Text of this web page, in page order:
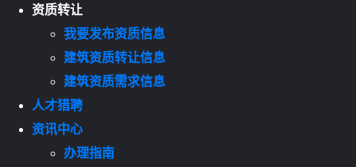
资质转让
我要发布资质信息
建筑资质转让信息
建筑资质需求信息
人才猎聘
资讯中心
办理指南